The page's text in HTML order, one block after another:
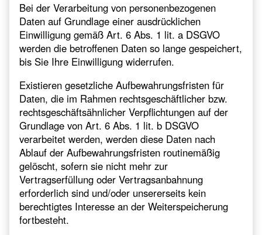
Bei der Verarbeitung von personenbezogenen
Daten auf Grundlage einer ausdrücklichen
Einwilligung gemäß Art. 6 Abs. 1 lit. a DSGVO
werden die betroffenen Daten so lange gespeichert,
bis Sie Ihre Einwilligung widerrufen.
Existieren gesetzliche Aufbewahrungsfristen für
Daten, die im Rahmen rechtsgeschäftlicher bzw.
rechtsgeschäftsähnlicher Verpflichtungen auf der
Grundlage von Art. 6 Abs. 1 lit. b DSGVO
verarbeitet werden, werden diese Daten nach
Ablauf der Aufbewahrungsfristen routinemäßig
gelöscht, sofern sie nicht mehr zur
Vertragserfüllung oder Vertragsanbahnung
erforderlich sind und/oder unsererseits kein
berechtigtes Interesse an der Weiterspeicherung
fortbesteht.